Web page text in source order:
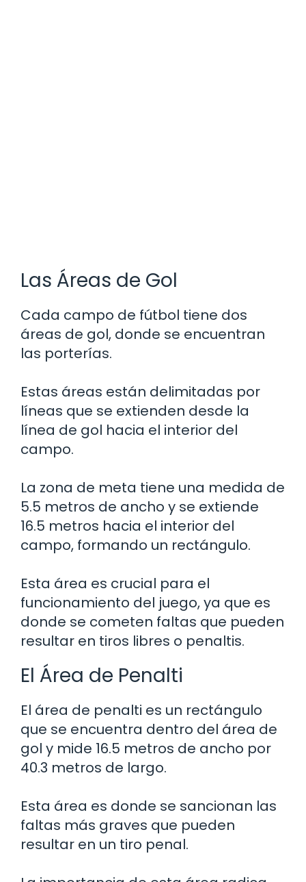
Las Áreas de Gol
Cada campo de fútbol tiene dos
áreas de gol, donde se encuentran
las porterías.
Estas áreas están delimitadas por
líneas que se extienden desde la
línea de gol hacia el interior del
campo.
La zona de meta tiene una medida de
5.5 metros de ancho y se extiende
16.5 metros hacia el interior del
campo, formando un rectángulo.
Esta área es crucial para el
funcionamiento del juego, ya que es
donde se cometen faltas que pueden
resultar en tiros libres o penaltis.
El Área de Penalti
El área de penalti es un rectángulo
que se encuentra dentro del área de
gol y mide 16.5 metros de ancho por
40.3 metros de largo.
Esta área es donde se sancionan las
faltas más graves que pueden
resultar en un tiro penal.